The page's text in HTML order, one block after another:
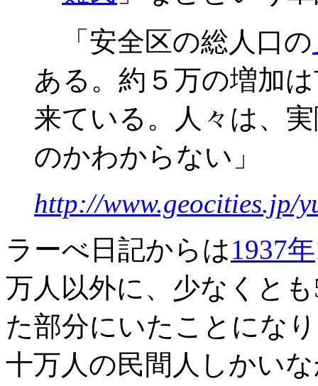
「安全区の総人口の
ある。約５万の増加
来ている。人々は、
のかわからない」
http://www.geocities.jp/
ラーべ日記からは1937年
万人以外に、少なくと
た部分にいたことにな
十万人の民間人しかい